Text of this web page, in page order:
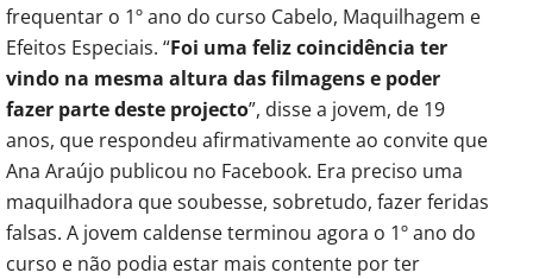
frequentar o 1º ano do curso Cabelo, Maquilhagem e
Efeitos Especiais. “Foi uma feliz coincidência ter
vindo na mesma altura das filmagens e poder
fazer parte deste projecto”, disse a jovem, de 19
anos, que respondeu afirmativamente ao convite que
Ana Araújo publicou no Facebook. Era preciso uma
maquilhadora que soubesse, sobretudo, fazer feridas
falsas. A jovem caldense terminou agora o 1º ano do
curso e não podia estar mais contente por ter